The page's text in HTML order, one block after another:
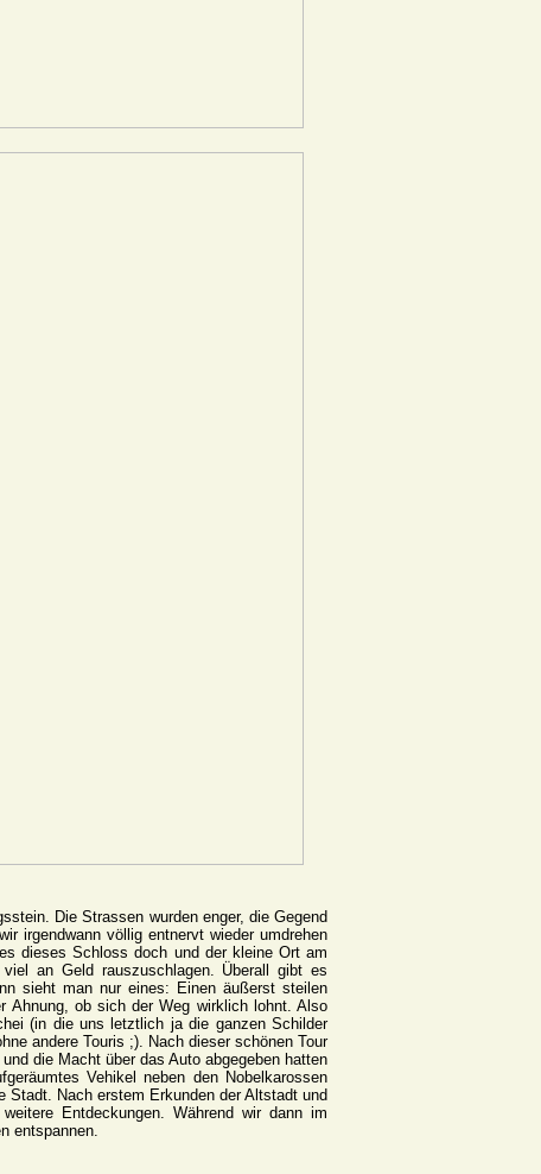
Die Strassen wurden enger, die Gegend
irgendwann völlig entnervt wieder umdrehen
dieses Schloss doch und der kleine Ort am
an Geld rauszuschlagen. Überall gibt es
sieht man nur eines: Einen äußerst steilen
Ahnung, ob sich der Weg wirklich lohnt. Also
(in die uns letztlich ja die ganzen Schilder
andere Touris ;). Nach dieser schönen Tour
die Macht über das Auto abgegeben hatten
Vehikel neben den Nobelkarossen
Stadt. Nach erstem Erkunden der Altstadt und
Entdeckungen. Während wir dann im
entspannen.